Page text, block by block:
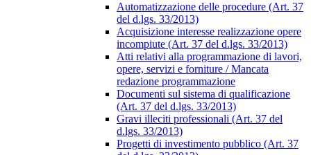
Automatizzazione delle procedure (Art. 37
del d.lgs. 33/2013)
Acquisizione interesse realizzazione opere
incompiute (Art. 37 del d.lgs. 33/2013)
Atti relativi alla programmazione di lavori,
opere, servizi e forniture / Mancata
redazione programmazione
Documenti sul sistema di qualificazione
(Art. 37 del d.lgs. 33/2013)
Gravi illeciti professionali (Art. 37 del
d.lgs. 33/2013)
Progetti di investimento pubblico (Art. 37